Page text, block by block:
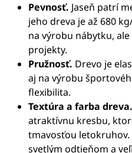
Pevnosť. Jaseň patrí
jeho dreva je až 680
na výrobu nábytku,
projekty.
Pružnosť. Drevo je
aj na výrobu
flexibilita.
Textúra a farba dreva.
atraktívnu kresbu,
tmavosťou letokruhov.
svetlým odtieňom a